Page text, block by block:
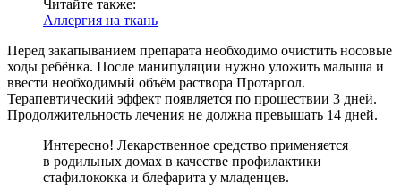
Читайте также:
Аллергия на ткань
Перед закапыванием препарата необходимо очистить носовые
ходы ребёнка. После манипуляции нужно уложить малыша и
ввести необходимый объём раствора Протаргол.
Терапевтический эффект появляется по прошествии 3 дней.
Продолжительность лечения не должна превышать 14 дней.
Интересно! Лекарственное средство применяется
в родильных домах в качестве профилактики
стафилококка и блефарита у младенцев.